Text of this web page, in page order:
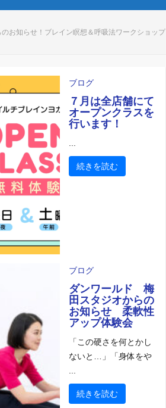
お知らせ！ブレイン瞑想＆呼吸法ワークショップ
ブログ
７月は全店舗にて
オープンクラスを
行います！
...
続きを読む
ブログ
ダンワールド 梅
田スタジオからの
お知らせ 柔軟性
アップ体験会
「この硬さを何とかし
ないと…」「身体をや
...
続きを読む